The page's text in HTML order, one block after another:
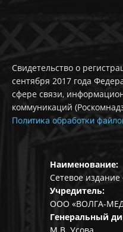
Свидетельство о
сентября 2017 года
сфере связи,
коммуникаций
Политика обработки
Наименование:
Сетевое издание
Учредитель:
ООО «ВОЛГА-
Генеральный